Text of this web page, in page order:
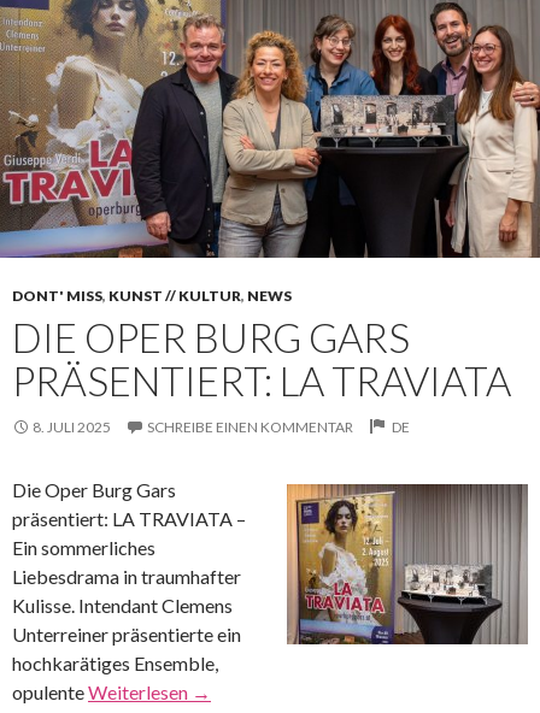
DONT' MISS, KUNST // KULTUR, NEWS
DIE OPER BURG GARS
PRÄSENTIERT: LA TRAVIATA
8. JULI 2025 SCHREIBE EINEN KOMMENTAR DE
Die Oper Burg Gars
präsentiert: LA TRAVIATA –
Ein sommerliches
Liebesdrama in traumhafter
Kulisse. Intendant Clemens
Unterreiner präsentierte ein
hochkarätiges Ensemble,
opulenteWeiterlesen →